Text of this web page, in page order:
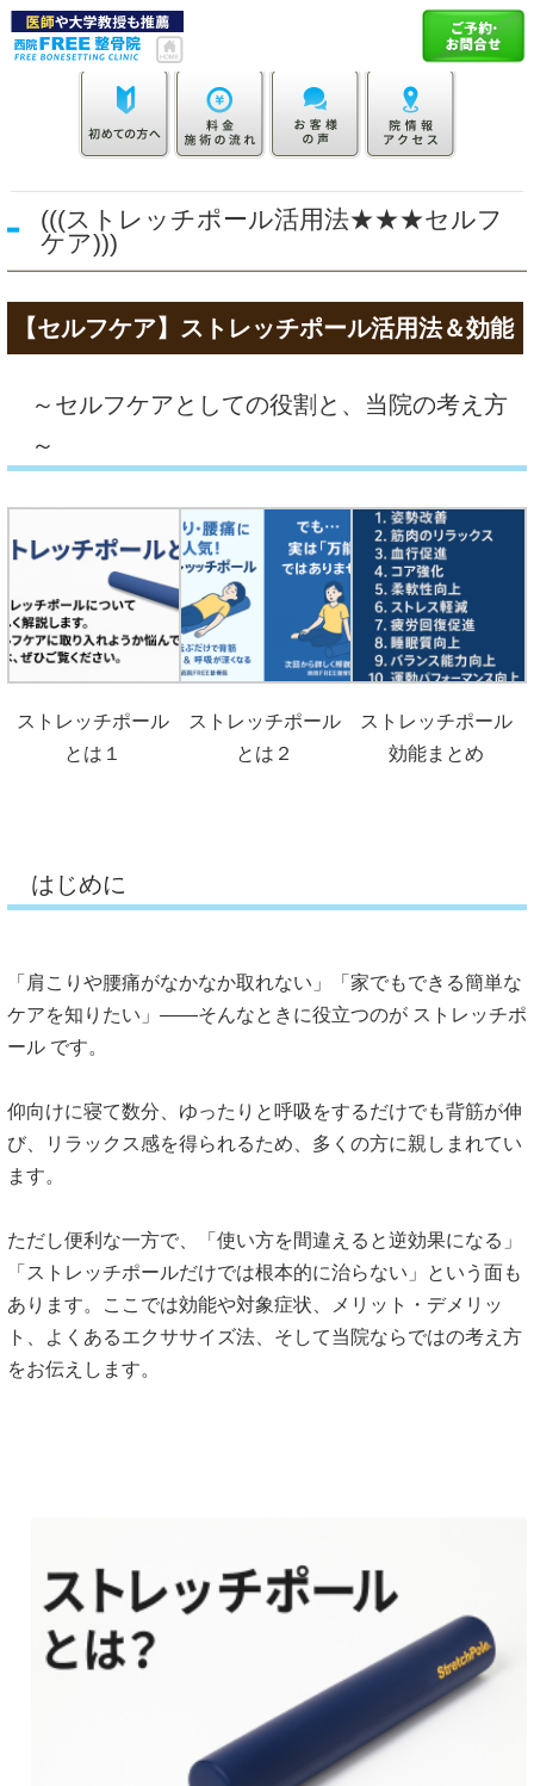
(((ストレッチポール活用法★★★セルフ
ケア)))
【セルフケア】ストレッチポール活用法＆効能
～セルフケアとしての役割と、当院の考え方
～
ストレッチポール
とは１
ストレッチポール
とは２
ストレッチポール
効能まとめ
はじめに
「肩こりや腰痛がなかなか取れない」「 家でもできる簡単な
ケアを知りたい」――そんなときに役立つのが ストレッチポ
ール です。
仰向けに寝て数分、ゆったりと呼吸をするだけでも背筋が伸
び、
リラックス感を得られるため、多くの方に親しまれてい
ます。
ただし便利な一方で、「使い方を間違えると逆効果になる」
「 ストレッチポールだけでは根本的に治らない」
という面も
あります。ここでは効能や対象症状、メリット・ デメリッ
ト、よくあるエクササイズ法、 そして当院ならではの考え方
をお伝えします。